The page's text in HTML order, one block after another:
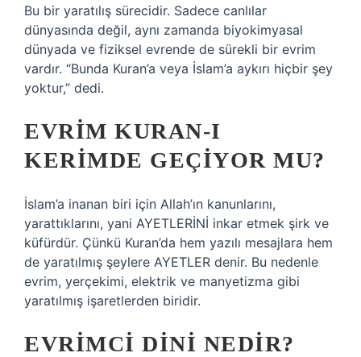
Bu bir yaratılış sürecidir. Sadece canlılar
dünyasında değil, aynı zamanda biyokimyasal
dünyada ve fiziksel evrende de sürekli bir evrim
vardır. “Bunda Kuran’a veya İslam’a aykırı hiçbir şey
yoktur,” dedi.
EVRIM KURAN-I
KERIMDE GEÇIYOR MU?
İslam’a inanan biri için Allah’ın kanunlarını,
yarattıklarını, yani AYETLERİNİ inkar etmek şirk ve
küfürdür. Çünkü Kuran’da hem yazılı mesajlara hem
de yaratılmış şeylere AYETLER denir. Bu nedenle
evrim, yerçekimi, elektrik ve manyetizma gibi
yaratılmış işaretlerden biridir.
EVRIMCI DINI NEDIR?